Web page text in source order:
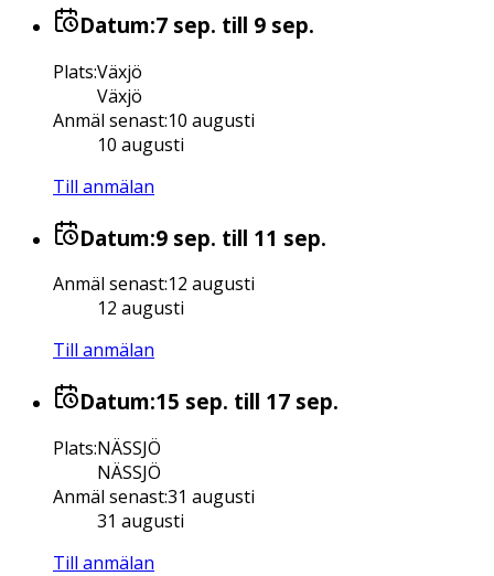
Datum:7 sep. till 9 sep.
Plats:Växjö
Växjö
Anmäl senast:10 augusti
10 augusti
Till anmälan
Datum:9 sep. till 11 sep.
Anmäl senast:12 augusti
12 augusti
Till anmälan
Datum:15 sep. till 17 sep.
Plats:NÄSSJÖ
NÄSSJÖ
Anmäl senast:31 augusti
31 augusti
Till anmälan